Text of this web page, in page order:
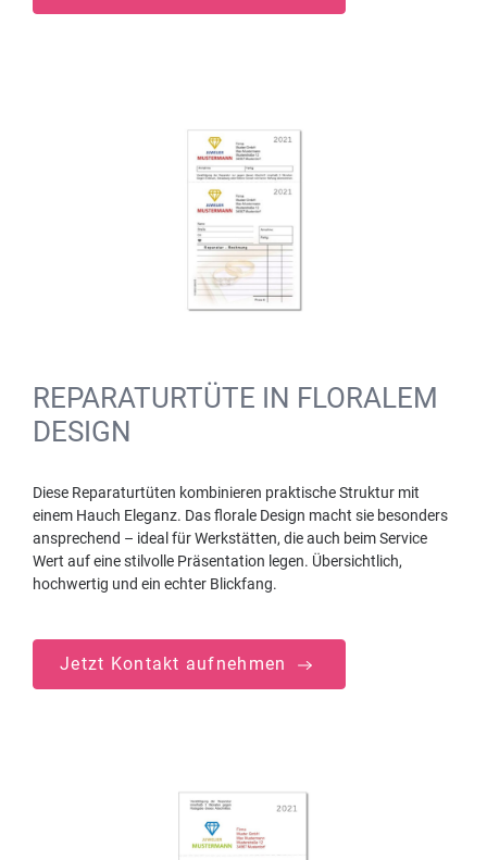
REPARATURTÜTE IN FLORALEM
DESIGN
Diese Reparaturtüten kombinieren praktische Struktur mit
einem Hauch Eleganz. Das florale Design macht sie besonders
ansprechend – ideal für Werkstätten, die auch beim Service
Wert auf eine stilvolle Präsentation legen. Übersichtlich,
hochwertig und ein echter Blickfang.
Jetzt Kontakt aufnehmen